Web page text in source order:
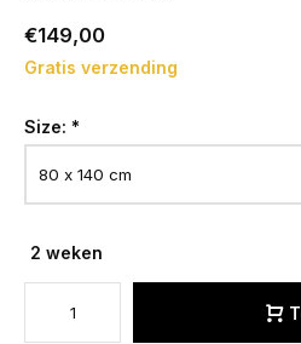
€149,00
Gratis verzending
Size: *
2 weken